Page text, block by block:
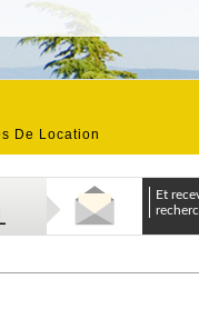
De Location
et recevez les biens correspondants à votre